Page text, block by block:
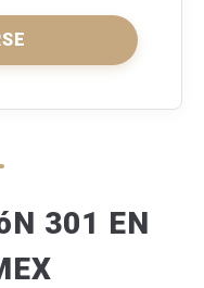
301 EN